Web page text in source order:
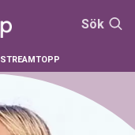
Sök
STREAMTOPP